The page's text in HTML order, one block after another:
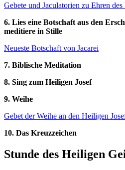
Gebete und Jaculatorien zu Ehren
6. Lies eine Botschaft aus den
meditiere in Stille
Neueste Botschaft von Jacarei
7. Biblische Meditation
8. Sing zum Heiligen Josef
9. Weihe
Gebet der Weihe an den Heiligen
10. Das Kreuzzeichen
Stunde des Heiligen